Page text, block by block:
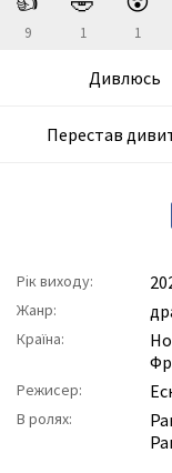
9 1 1
Дивлюсь
Перестав
Рік виходу:
Жанр:
Країна:
Режисер:
В ролях: